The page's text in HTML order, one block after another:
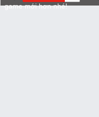
game mới hơn nhé!